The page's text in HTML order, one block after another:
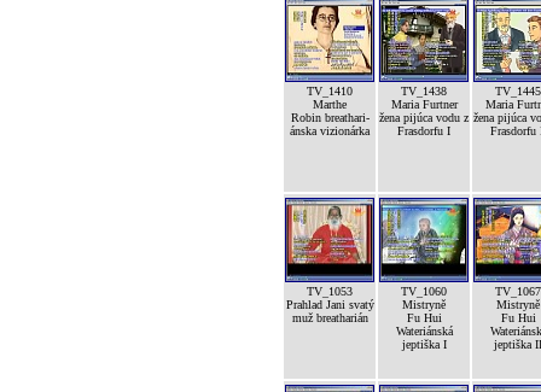
TV_1410
Marthe
Robin breathari-
ánska vizionárka
TV_1438
Maria Furtner
žena pijúca vodu z
Frasdorfu I
TV_1445
Maria
žena pijúca
Frasdorfu
TV_1053
Prahlad Jani svatý
muž breatharián
TV_1060
Mistryně
Fu Hui
Wateriánská
jeptiška I
TV_1067
Mistryně
Fu Hui
jeptiška II